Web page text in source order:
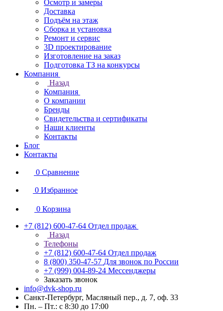
Осмотр и замеры
Доставка
Подъём на этаж
Сборка и установка
Ремонт и сервис
3D проектирование
Изготовление на заказ
Подготовка ТЗ на конкурсы
Компания
Назад
Компания
О компании
Бренды
Свидетельства и сертификаты
Наши клиенты
Контакты
Блог
Контакты
0 Сравнение
0 Избранное
0 Корзина
+7 (812) 600-47-64 Отдел продаж
Назад
Телефоны
+7 (812) 600-47-64 Отдел продаж
8 (800) 350-47-57 Для звонок по России
+7 (999) 004-89-24 Мессенджеры
Заказать звонок
info@dvk-shop.ru
Санкт-Петербург, Масляный пер., д. 7, оф. 33
Пн. – Пт.: с 8:30 до 17:00